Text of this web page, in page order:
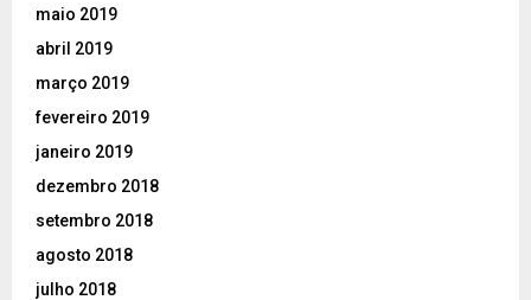
maio 2019
abril 2019
março 2019
fevereiro 2019
janeiro 2019
dezembro 2018
setembro 2018
agosto 2018
julho 2018